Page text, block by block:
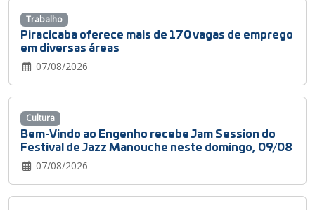
Piracicaba oferece mais de 170 vagas de emprego
em diversas áreas
07/08/2026
Trabalho
Bem-Vindo ao Engenho recebe Jam Session do
Festival de Jazz Manouche neste domingo, 09/08
07/08/2026
Cultura